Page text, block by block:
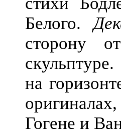
Белого.
сторону
на
Гогене и